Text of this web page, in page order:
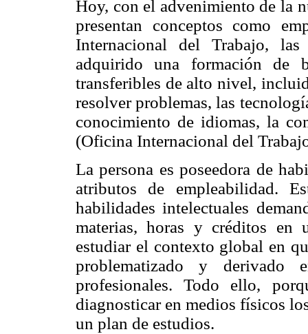
Hoy, con el advenimiento de la
presentan conceptos como
Internacional del Trabajo,
adquirido una formación de
transferibles de alto nivel,
resolver problemas, las
conocimiento de idiomas, la
(Oficina Internacional del
La persona es poseedora de
atributos de empleabilidad.
habilidades intelectuales
materias, horas y créditos en
estudiar el contexto global en
problematizado y derivado
profesionales. Todo ello,
diagnosticar en medios físicos
un plan de estudios.